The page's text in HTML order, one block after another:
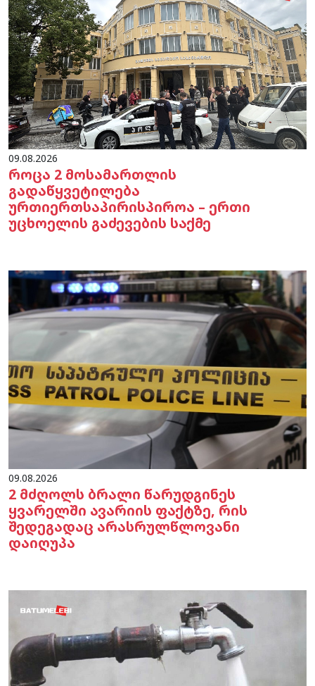
09.08.2026
როცა 2 მოსამართლის
გადაწყვეტილება
ურთიერთსაპირისპიროა – ერთი
უცხოელის გაძევების საქმე
09.08.2026
2 მძღოლს ბრალი წარუდგინეს
ყვარელში ავარიის ფაქტზე, რის
შედეგადაც არასრულწლოვანი
დაიღუპა